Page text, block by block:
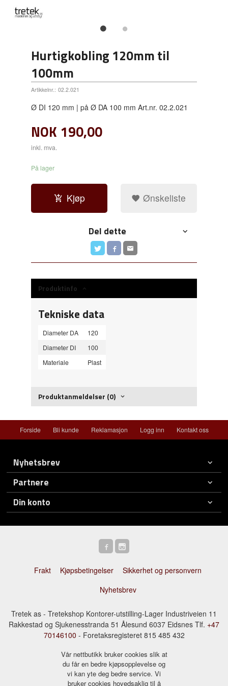
Hurtigkobling 120mm til
100mm
Artikkelnr.: 02.2.021
Ø DI 120 mm | på Ø DA 100 mm Art.nr. 02.2.021
NOK 190,00
inkl. mva.
På lager
Kjøp Ønskeliste
Del dette
Produktinfo
Tekniske data
Diameter DA
120
Diameter DI
100
Materiale
Plast
Produktanmeldelser (0)
Forside Bli kunde Reklamasjon Logg inn Kontakt oss
Nyhetsbrev
Partnere
Din konto
Frakt Kjøpsbetingelser
Sikkerhet og personvern
Nyhetsbrev
Tretek as - Tretekshop Kontorer-utstilling-Lager Industriveien 11
Rakkestad og Sjukenesstranda 51 Ålesund 6037 Eidsnes Tlf. +47
70146100 - Foretaksregisteret 815 485 432
Vår nettbutikk bruker cookies slik at
du får en bedre kjøpsopplevelse og
vi kan yte deg bedre service. Vi
bruker cookies hovedsaklig til å